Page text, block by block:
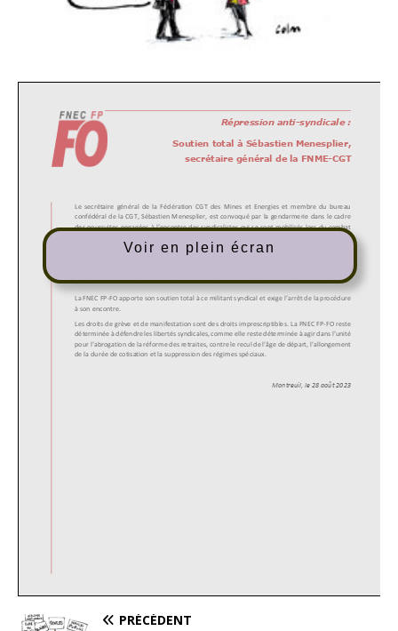
Voir en plein écran
PRÉCÉDENT